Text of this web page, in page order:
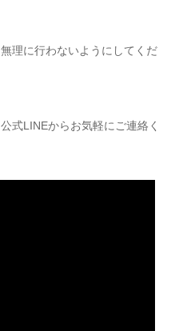
理に行わないようにしてくだ
式LINEからお気軽にご連絡く